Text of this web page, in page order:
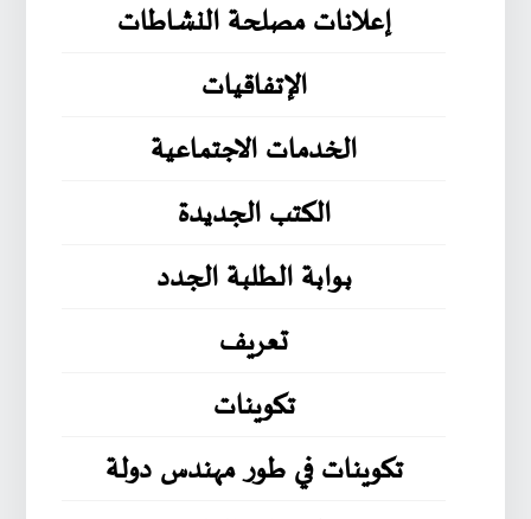
إعلانات مصلحة النشاطات
الإتفاقيات
الخدمات الاجتماعية
الكتب الجديدة
بوابة الطلبة الجدد
تعريف
تكوينات
تكوينات في طور مهندس دولة